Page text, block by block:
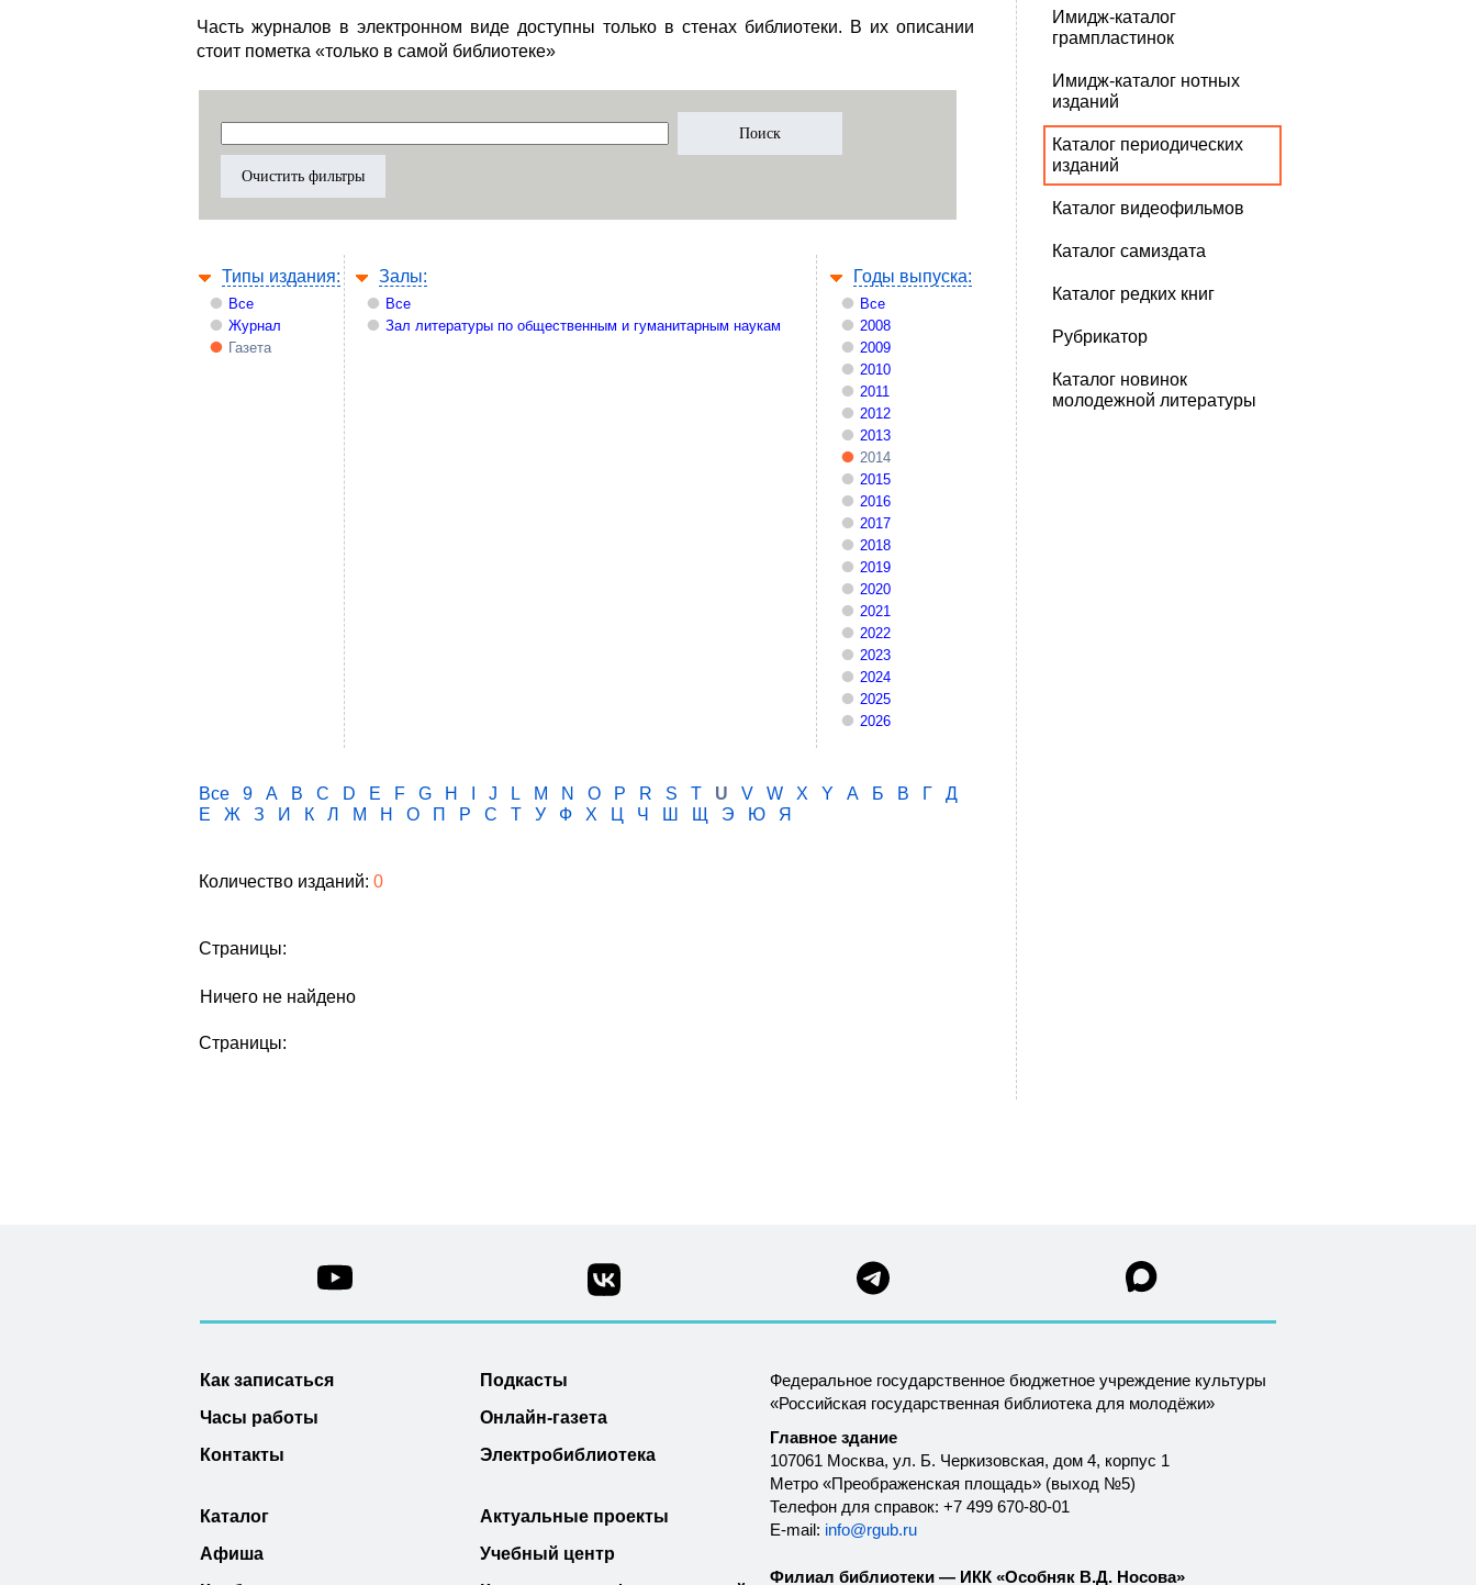
Часть журналов в электронном виде доступны только в стенах библиотеки. В их описании
стоит пометка «только в самой библиотеке»
Типы издания:
Все
Журнал
Газета
Залы:
Все
Зал литературы по общественным и гуманитарным наукам
Годы выпуска:
Все
2008
2009
2010
2011
2012
2013
2014
2015
2016
2017
2018
2019
2020
2021
2022
2023
2024
2025
2026
Все 9 A B C D E F G H J L M N O P R S T U V W X Y А Б В Г
Д
Е
Ж З И К Л М Н О П Р С Т У Ф Х Ц Ч Ш Щ Э Ю Я
Количество изданий: 0
Страницы:
Ничего не найдено
Страницы:
Имидж-каталог
грампластинок
Имидж-каталог нотных
изданий
Каталог периодических
изданий
Каталог видеофильмов
Каталог самиздата
Каталог редких книг
Рубрикатор
Каталог новинок
молодежной литературы
Как записаться
Часы работы
Контакты
Каталог
Афиша
Подкасты
Онлайн-газета
Электробиблиотека
Актуальные проекты
Учебный центр
Федеральное государственное бюджетное учреждение культуры
«Российская государственная библиотека для молодёжи»
Главное здание
107061 Москва, ул. Б. Черкизовская, дом 4, корпус 1
Метро «Преображенская площадь» (выход №5)
Телефон для справок: +7 499 670-80-01
E-mail: info@rgub.ru
Филиал библиотеки — ИКК «Особняк В.Д. Носова»